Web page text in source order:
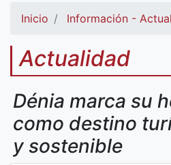
Inicio Información -
Actualidad
Dénia marca su
como destino
y sostenible